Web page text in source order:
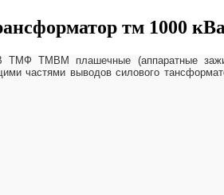
тм 1000
ТМВМ плашечные (аппаратные
частями выводов силового